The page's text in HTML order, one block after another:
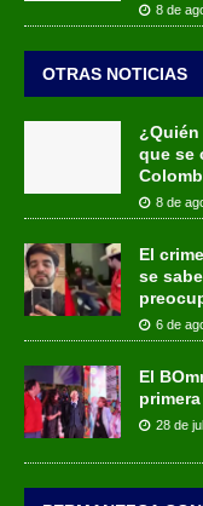
8 de
OTRAS NOTICIAS
que se
8 de
El
se
6 de
El
28 de